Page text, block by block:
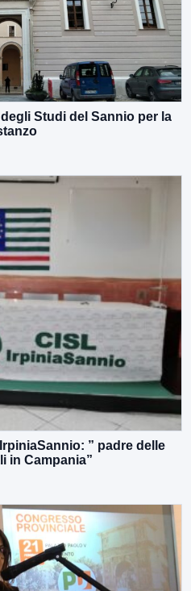
Studi del Sannio per la
” padre delle
in Campania”